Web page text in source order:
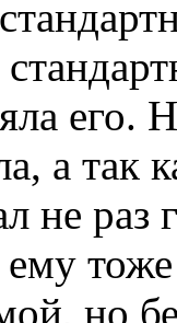
его.
а так
не
но